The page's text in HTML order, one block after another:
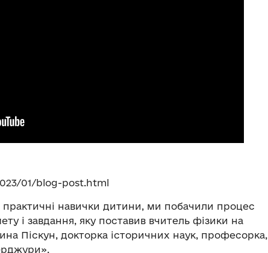
01/blog-post.html
практичні навички дитини, ми побачили процес
і завдання, яку поставив вчитель фізики на
Піскун, докторка історичних наук, професорка,